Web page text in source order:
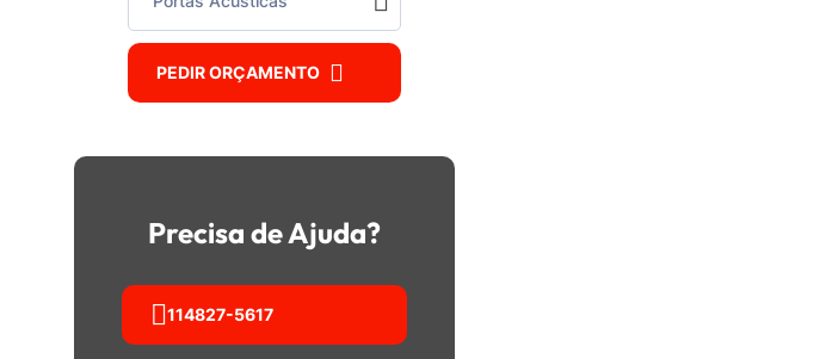
PEDIR ORÇAMENTO
Precisa de Ajuda?
114827-5617